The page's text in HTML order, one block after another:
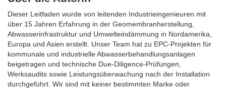
Dieser Leitfaden wurde von leitenden Industrieingenieuren mit
über 15 Jahren Erfahrung in der Geomembranherstellung,
Abwasserinfrastruktur und Umwelteindämmung in Nordamerika,
Europa und Asien erstellt. Unser Team hat zu EPC-Projekten für
kommunale und industrielle Abwasserbehandlungsanlagen
beigetragen und technische Due-Diligence-Prüfungen,
Werksaudits sowie Leistungsüberwachung nach der Installation
durchgeführt. Wir sind mit keiner bestimmten Marke oder